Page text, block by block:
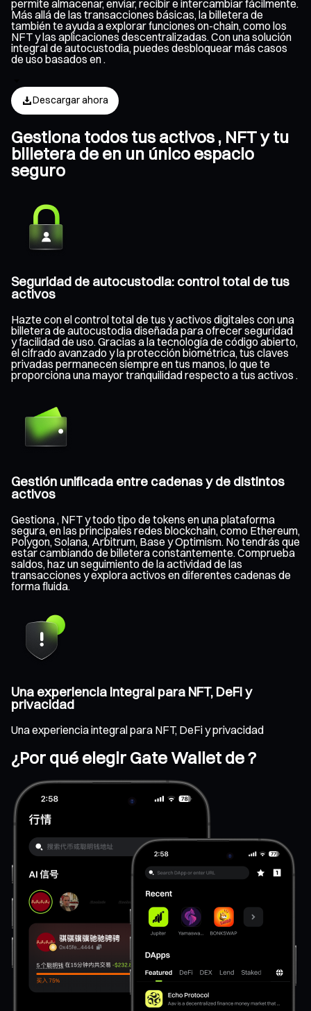
permite almacenar, enviar, recibir e intercambiar fácilmente.
Más allá de las transacciones básicas, la billetera de
también te ayuda a explorar funciones on-chain, como los
NFT y las aplicaciones descentralizadas. Con una solución
integral de autocustodia, puedes desbloquear más casos
de uso basados en .
Descargar ahora
Gestiona todos tus activos , NFT y tu
billetera de en un único espacio
seguro
Seguridad de autocustodia: control total de tus
activos
Hazte con el control total de tus y activos digitales con una
billetera de autocustodia diseñada para ofrecer seguridad
y facilidad de uso. Gracias a la tecnología de código abierto,
el cifrado avanzado y la protección biométrica, tus claves
privadas permanecen siempre en tus manos, lo que te
proporciona una mayor tranquilidad respecto a tus activos .
Gestión unificada entre cadenas y de distintos
activos
Gestiona , NFT y todo tipo de tokens en una plataforma
segura, en las principales redes blockchain, como Ethereum,
Polygon, Solana, Arbitrum, Base y Optimism. No tendrás que
estar cambiando de billetera constantemente. Comprueba
saldos, haz un seguimiento de la actividad de las
transacciones y explora activos en diferentes cadenas de
forma fluida.
Una experiencia integral para NFT, DeFi y
privacidad
Una experiencia integral para NFT, DeFi y privacidad
¿Por qué elegir Gate Wallet de ?